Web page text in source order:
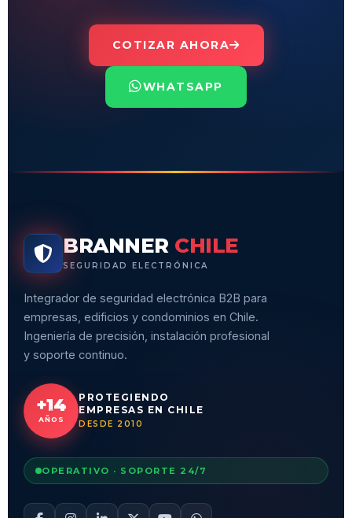
COTIZAR AHORA
WHATSAPP
BRANNER CHILE
SEGURIDAD ELECTRÓNICA
Integrador de seguridad electrónica B2B para
empresas, edificios y condominios en Chile.
Ingeniería de precisión, instalación profesional
y soporte continuo.
+14
AÑOS
PROTEGIENDO
EMPRESAS EN CHILE
DESDE 2010
OPERATIVO · SOPORTE 24/7